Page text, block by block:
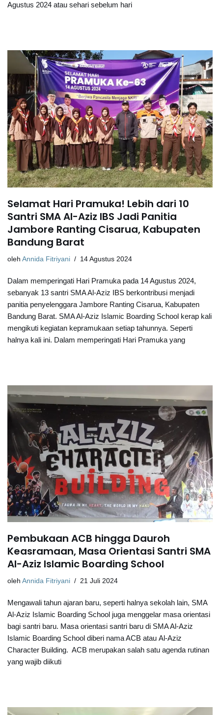
Agustus 2024 atau sehari sebelum hari
Selamat Hari Pramuka! Lebih dari 10
Santri SMA Al-Aziz IBS Jadi Panitia
Jambore Ranting Cisarua, Kabupaten
Bandung Barat
oleh Annida Fitriyani 14 Agustus 2024
Dalam memperingati Hari Pramuka pada 14 Agustus 2024,
sebanyak 13 santri SMA Al-Aziz IBS berkontribusi menjadi
panitia penyelenggara Jambore Ranting Cisarua, Kabupaten
Bandung Barat. SMA Al-Aziz Islamic Boarding School kerap kali
mengikuti kegiatan kepramukaan setiap tahunnya. Seperti
halnya kali ini. Dalam memperingati Hari Pramuka yang
Pembukaan ACB hingga Dauroh
Keasramaan, Masa Orientasi Santri SMA
Al-Aziz Islamic Boarding School
oleh Annida Fitriyani 21 Juli 2024
Mengawali tahun ajaran baru, seperti halnya sekolah lain, SMA
Al-Aziz Islamic Boarding School juga menggelar masa orientasi
bagi santri baru. Masa orientasi santri baru di SMA Al-Aziz
Islamic Boarding School diberi nama ACB atau Al-Aziz
Character Building. ACB merupakan salah satu agenda rutinan
yang wajib diikuti